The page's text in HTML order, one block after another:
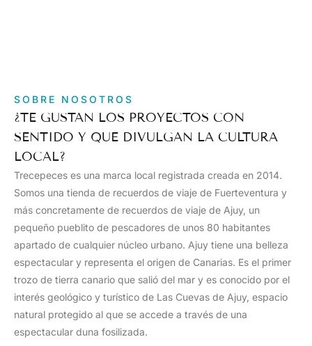
SOBRE NOSOTROS
¿TE GUSTAN LOS PROYECTOS CON
SENTIDO Y QUE DIVULGAN LA CULTURA
LOCAL?
Trecepeces es una marca local registrada creada en 2014.
Somos una tienda de recuerdos de viaje de Fuerteventura y
más concretamente de recuerdos de viaje de Ajuy, un
pequeño pueblito de pescadores de unos 80 habitantes
apartado de cualquier núcleo urbano. Ajuy tiene una belleza
espectacular y representa el origen de Canarias. Es el primer
trozo de tierra canario que salió del mar y es conocido por el
interés geológico y turístico de Las Cuevas de Ajuy, espacio
natural protegido al que se accede a través de una
espectacular duna fosilizada.